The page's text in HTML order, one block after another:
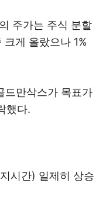
주가는 주식 분할
게 올랐으나 1%
드만삭스가 목표가
했다.
시간) 일제히 상승